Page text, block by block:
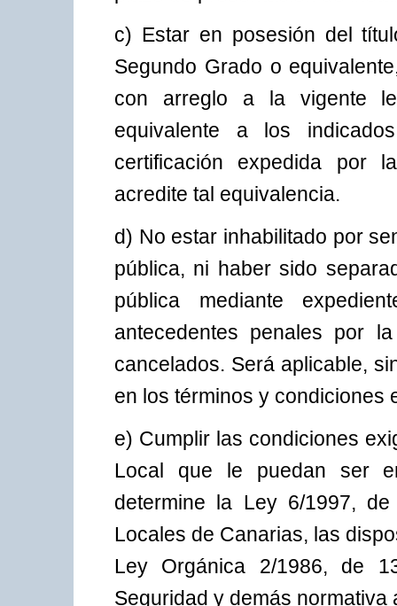
c) Estar en posesión del
Segundo Grado o
con arreglo a la vigente
equivalente a los
certificación expedida por
acredite tal equivalencia.
d) No estar inhabilitado por
pública, ni haber sido
pública mediante
antecedentes penales por
cancelados. Será aplicable,
en los términos y condiciones
e) Cumplir las condiciones
Local que le puedan ser
determine la Ley 6/1997,
Locales de Canarias, las
Ley Orgánica 2/1986, de
Seguridad y demás normativa